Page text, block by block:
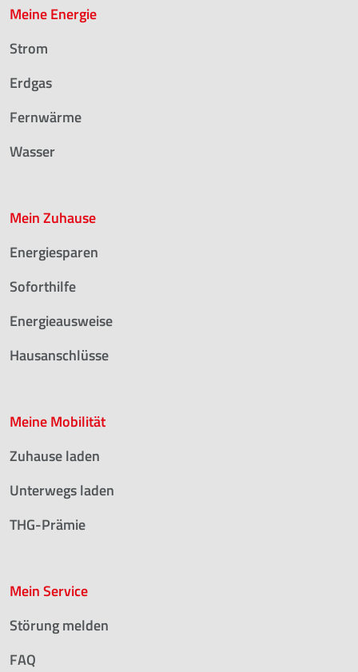
Meine Energie
Strom
Erdgas
Fernwärme
Wasser
Mein Zuhause
Energiesparen
Soforthilfe
Energieausweise
Hausanschlüsse
Meine Mobilität
Zuhause laden
Unterwegs laden
THG-Prämie
Mein Service
Störung melden
FAQ